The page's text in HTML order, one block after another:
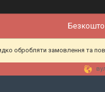
обробляти замовлення та